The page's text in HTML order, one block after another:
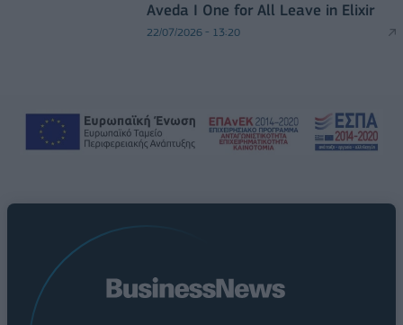
Aveda I One for All Leave in Elixir
22/07/2026 - 13:20